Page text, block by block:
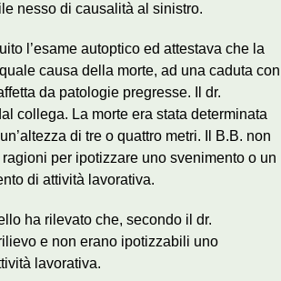
nesso di causalità al sinistro.
l’esame autoptico ed attestava che la
causa della morte, ad una caduta con
da patologie pregresse. Il dr.
collega. La morte era stata determinata
di tre o quattro metri. Il B.B. non
per ipotizzare uno svenimento o un
di attività lavorativa.
ha rilevato che, secondo il dr.
e non erano ipotizzabili uno
lavorativa.